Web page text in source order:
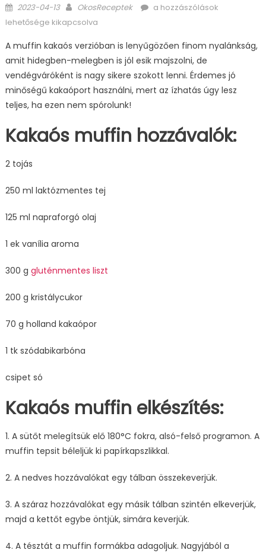
Posted
on
2023-04-13 Author
OkosReceptek
Kakaós
a hozzászólások
lehetősége kikapcsolva
A muffin kakaós verzióban is lenyűgözően finom nyalánkság,
amit hidegben-melegben is jól esik majszolni, de
vendégváróként is nagy sikere szokott lenni. Érdemes jó
minőségű kakaóport használni, mert az ízhatás úgy lesz
teljes, ha ezen nem spórolunk!
Kakaós muffin hozzávalók:
2 tojás
250 ml laktózmentes tej
125 ml napraforgó olaj
1 ek vanília aroma
300 g gluténmentes liszt
200 g kristálycukor
70 g holland kakaópor
1 tk szódabikarbóna
csipet só
Kakaós muffin elkészítés:
1. A sütőt melegítsük elő 180°C fokra, alsó-felső programon. A
muffin tepsit béleljük ki papírkapszlikkal.
2. A nedves hozzávalókat egy tálban összekeverjük.
3. A száraz hozzávalókat egy másik tálban szintén elkeverjük,
majd a kettőt egybe öntjük, simára keverjük.
4. A tésztát a muffin formákba adagoljuk. Nagyjából a